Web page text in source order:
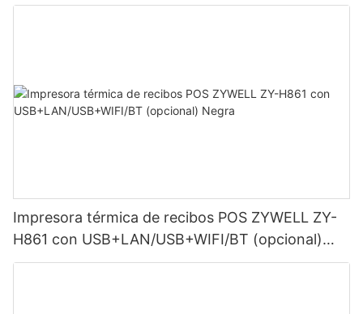
Impresora térmica de recibos POS ZYWELL ZY-
H861 con USB+LAN/USB+WIFI/BT (opcional)
Negra